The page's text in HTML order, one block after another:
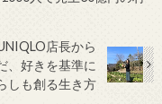
店長から
、好きを基準に
しも創る生き方